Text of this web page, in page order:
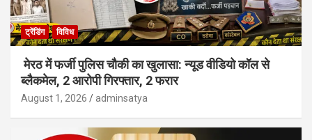
ट्रेंडिंग विविध
मेरठ में फर्जी पुलिस चौकी का खुलासा: न्यूड वीडियो कॉल से
ब्लैकमेल, 2 आरोपी गिरफ्तार, 2 फरार
August 1, 2026 adminsatya